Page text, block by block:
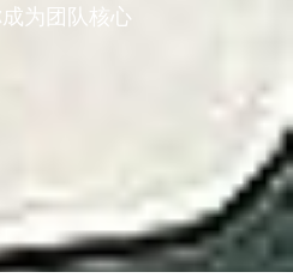
为团队核心